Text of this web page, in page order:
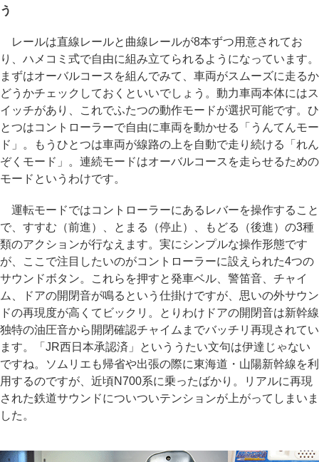
う
レールは直線レールと曲線レールが8本ずつ用意されてお
り、ハメコミ式で自由に組み立てられるようになっています。
まずはオーバルコースを組んでみて、車両がスムーズに走るか
どうかチェックしておくといいでしょう。動力車両本体にはス
イッチがあり、これでふたつの動作モードが選択可能です。ひ
とつはコントローラーで自由に車両を動かせる「うんてんモー
ド」。もうひとつは車両が線路の上を自動で走り続ける「れん
ぞくモード」。連続モードはオーバルコースを走らせるための
モードというわけです。
運転モードではコントローラーにあるレバーを操作すること
で、すすむ（前進）、とまる（停止）、もどる（後進）の3種
類のアクションが行なえます。実にシンプルな操作形態です
が、ここで注目したいのがコントローラーに設えられた4つの
サウンドボタン。これらを押すと発車ベル、警笛音、チャイ
ム、ドアの開閉音が鳴るという仕掛けですが、思いの外サウン
ドの再現度が高くてビックリ。とりわけドアの開閉音は新幹線
独特の油圧音から開閉確認チャイムまでバッチリ再現されてい
ます。「JR西日本承認済」といううたい文句は伊達じゃない
ですね。ソムリエも帰省や出張の際に東海道・山陽新幹線を利
用するのですが、近頃N700系に乗ったばかり。リアルに再現
された鉄道サウンドについついテンションが上がってしまいま
した。